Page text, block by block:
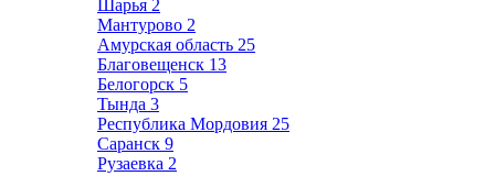
Шарья 2
Мантурово 2
Амурская область 25
Благовещенск 13
Белогорск 5
Тында 3
Республика Мордовия 25
Саранск 9
Рузаевка 2